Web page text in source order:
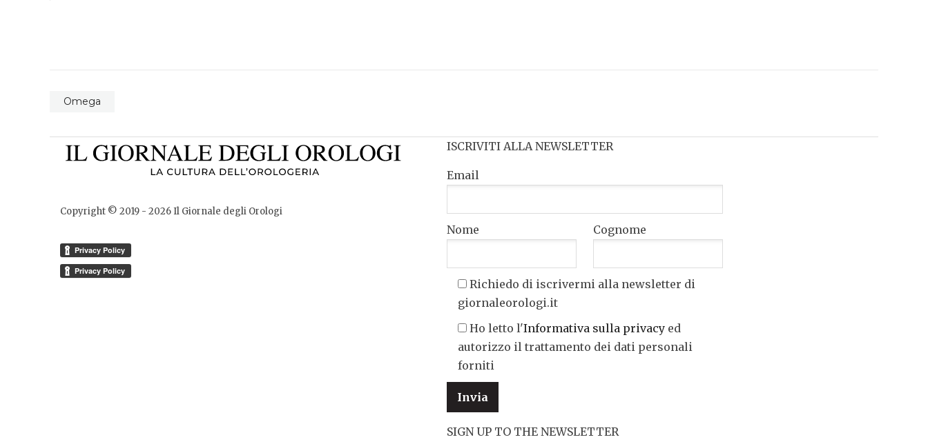
Omega
Copyright © 2019 - 2026Il Giornale degli Orologi
ISCRIVITI ALLA NEWSLETTER
Email
Nome Cognome
Richiedo di iscrivermi alla newsletter di
giornaleorologi.it
Ho letto l'Informativa sulla privacy ed
autorizzo il trattamento dei dati personali
forniti
SIGN UP TO THE NEWSLETTER